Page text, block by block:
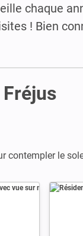
chaque
! Bien
contempler le